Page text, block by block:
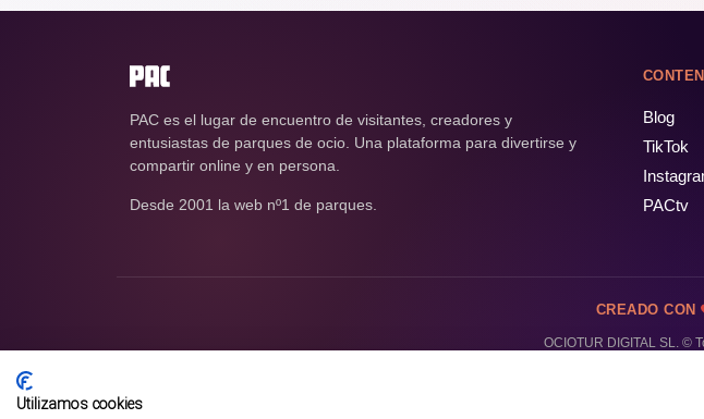
PAC es el lugar de encuentro de visitantes, creadores y
entusiastas de parques de ocio. Una plataforma para divertirse y
compartir online y en persona.
Desde 2001 la web nº1 de parques.
Blog
TikTok
PACtv
CREADO CON
OCIOTUR DIGITAL SL. ©
Utilizamos cookies